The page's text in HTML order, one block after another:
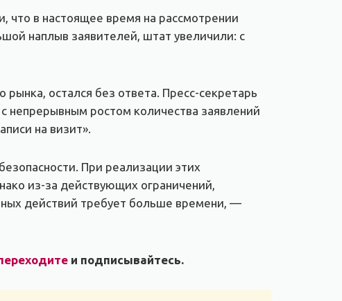
что в настоящее время на рассмотрении
наплыв заявителей, штат увеличили: с
остался без ответа. Пресс-секретарь
непрерывным ростом количества заявлений
на визит».
При реализации этих
из-за действующих ограничений,
действий требует больше времени, —
и подписывайтесь.